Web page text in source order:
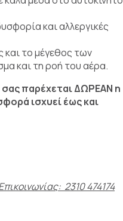
και αλλεργικές
και το μέγεθος των
και τη ροή του αέρα.
παρέχεται ΔΩΡΕΑΝ η
ισχυεί έως και
2310 474174